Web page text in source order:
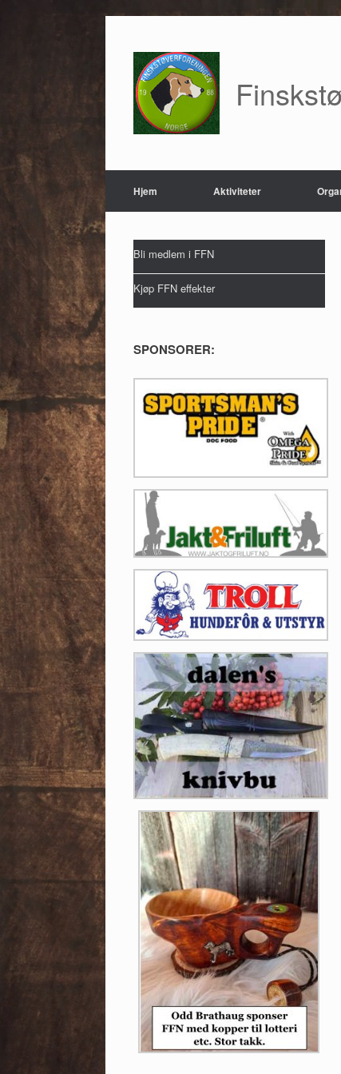
content
Hjem Aktiviteter
Bli medlem i FFN
Kjøp FFN effekter
SPONSORER: